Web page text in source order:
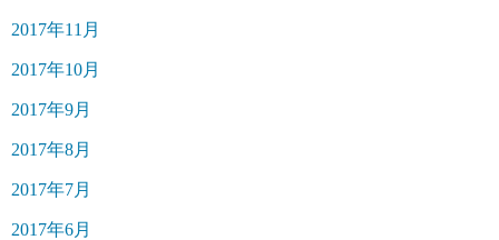
2017年11月
2017年10月
2017年9月
2017年8月
2017年7月
2017年6月